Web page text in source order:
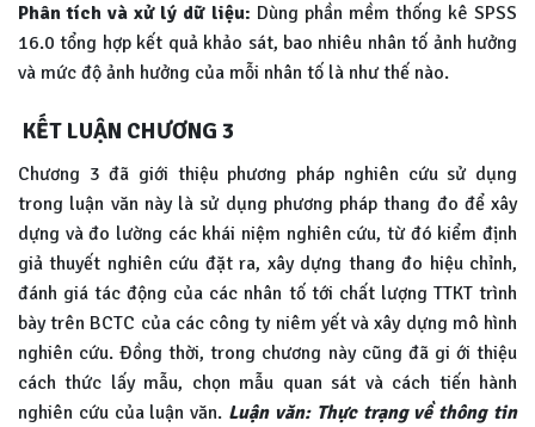
Phân tích và xử lý dữ liệu: Dùng phần mềm thống kê SPSS
16.0 tổng hợp kết quả khảo sát, bao nhiêu nhân tố ảnh hưởng
và mức độ ảnh hưởng của mỗi nhân tố là như thế nào.
KẾT LUẬN CHƯƠNG 3
Chương 3 đã giới thiệu phương pháp nghiên cứu sử dụng
trong luận văn này là sử dụng phương pháp thang đo để xây
dựng và đo lường các khái niệm nghiên cứu, từ đó kiểm định
giả thuyết nghiên cứu đặt ra, xây dựng thang đo hiệu chỉnh,
đánh giá tác động của các nhân tố tới chất lượng TTKT trình
bày trên BCTC của các công ty niêm yết và xây dựng mô hình
nghiên cứu. Đồng thời, trong chương này cũng đã gi ới thiệu
cách thức lấy mẫu, chọn mẫu quan sát và cách tiến hành
nghiên cứu của luận văn. Luận văn: Thực trạng về thông tin